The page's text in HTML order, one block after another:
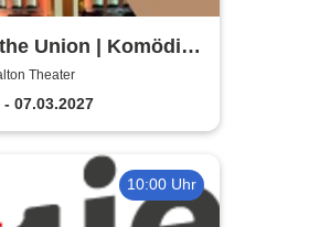
Union | Komödie
Hornby
Theater
- 07.03.2027
10:00 Uhr